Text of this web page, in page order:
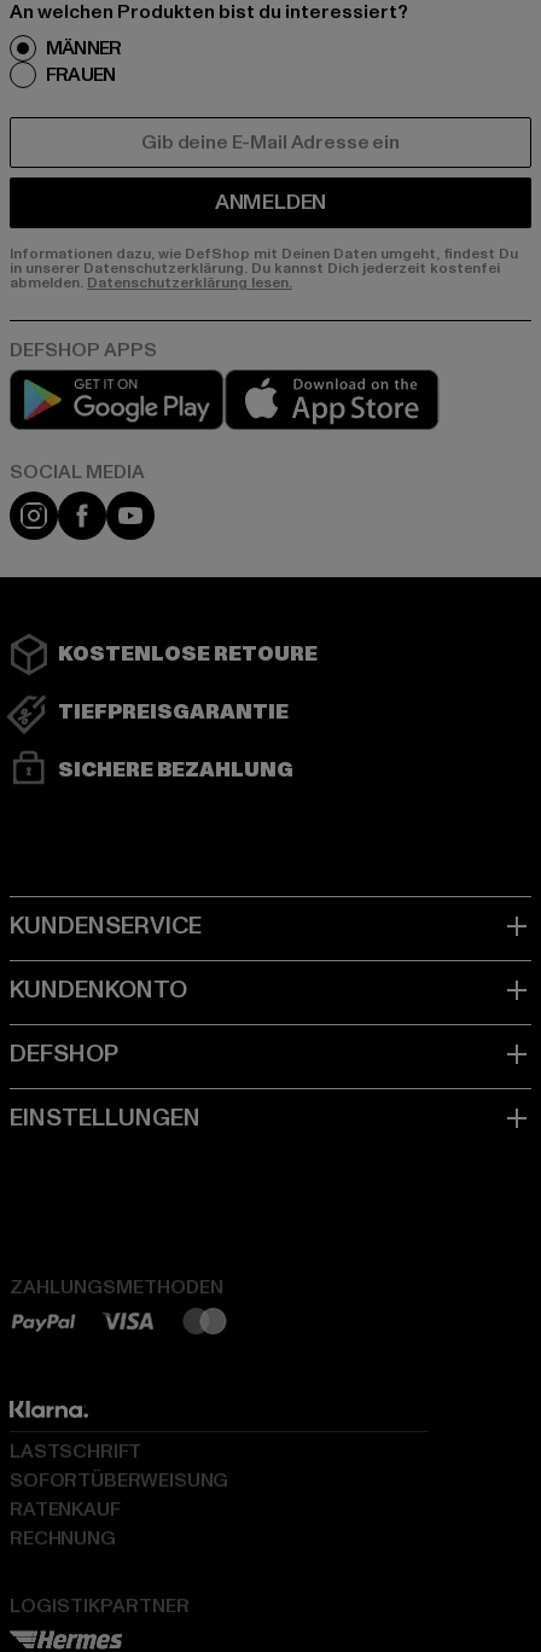
An welchen Produkten bist du interessiert?
MÄNNER
FRAUEN
ANMELDEN
Informationen dazu, wie DefShop mit Deinen Daten umgeht, findest Du
in unserer Datenschutzerklärung. Du kannst Dich jederzeit kostenfei
abmelden. Datenschutzerklärung lesen.
Play market
Instagram
FacebookYouTube
KOSTENLOSE RETOURE
TIEFPREISGARANTIE
SICHERE BEZAHLUNG
ZAHLUNGSMETHODEN
LOGISTIKPARTNER
LASTSCHRIFT
SOFORTÜBERWEISUNG
RATENKAUF
RECHNUNG